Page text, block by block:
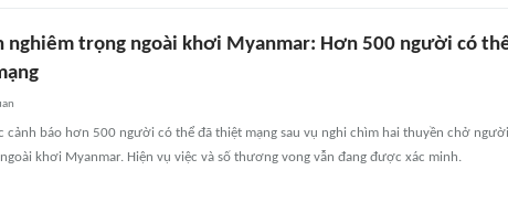
nghiêm trọng ngoài khơi Myanmar: Hơn 500 người có
cảnh báo hơn 500 người có thể đã thiệt mạng sau vụ nghi chìm hai thuyền chở
khơi Myanmar. Hiện vụ việc và số thương vong vẫn đang được xác minh.